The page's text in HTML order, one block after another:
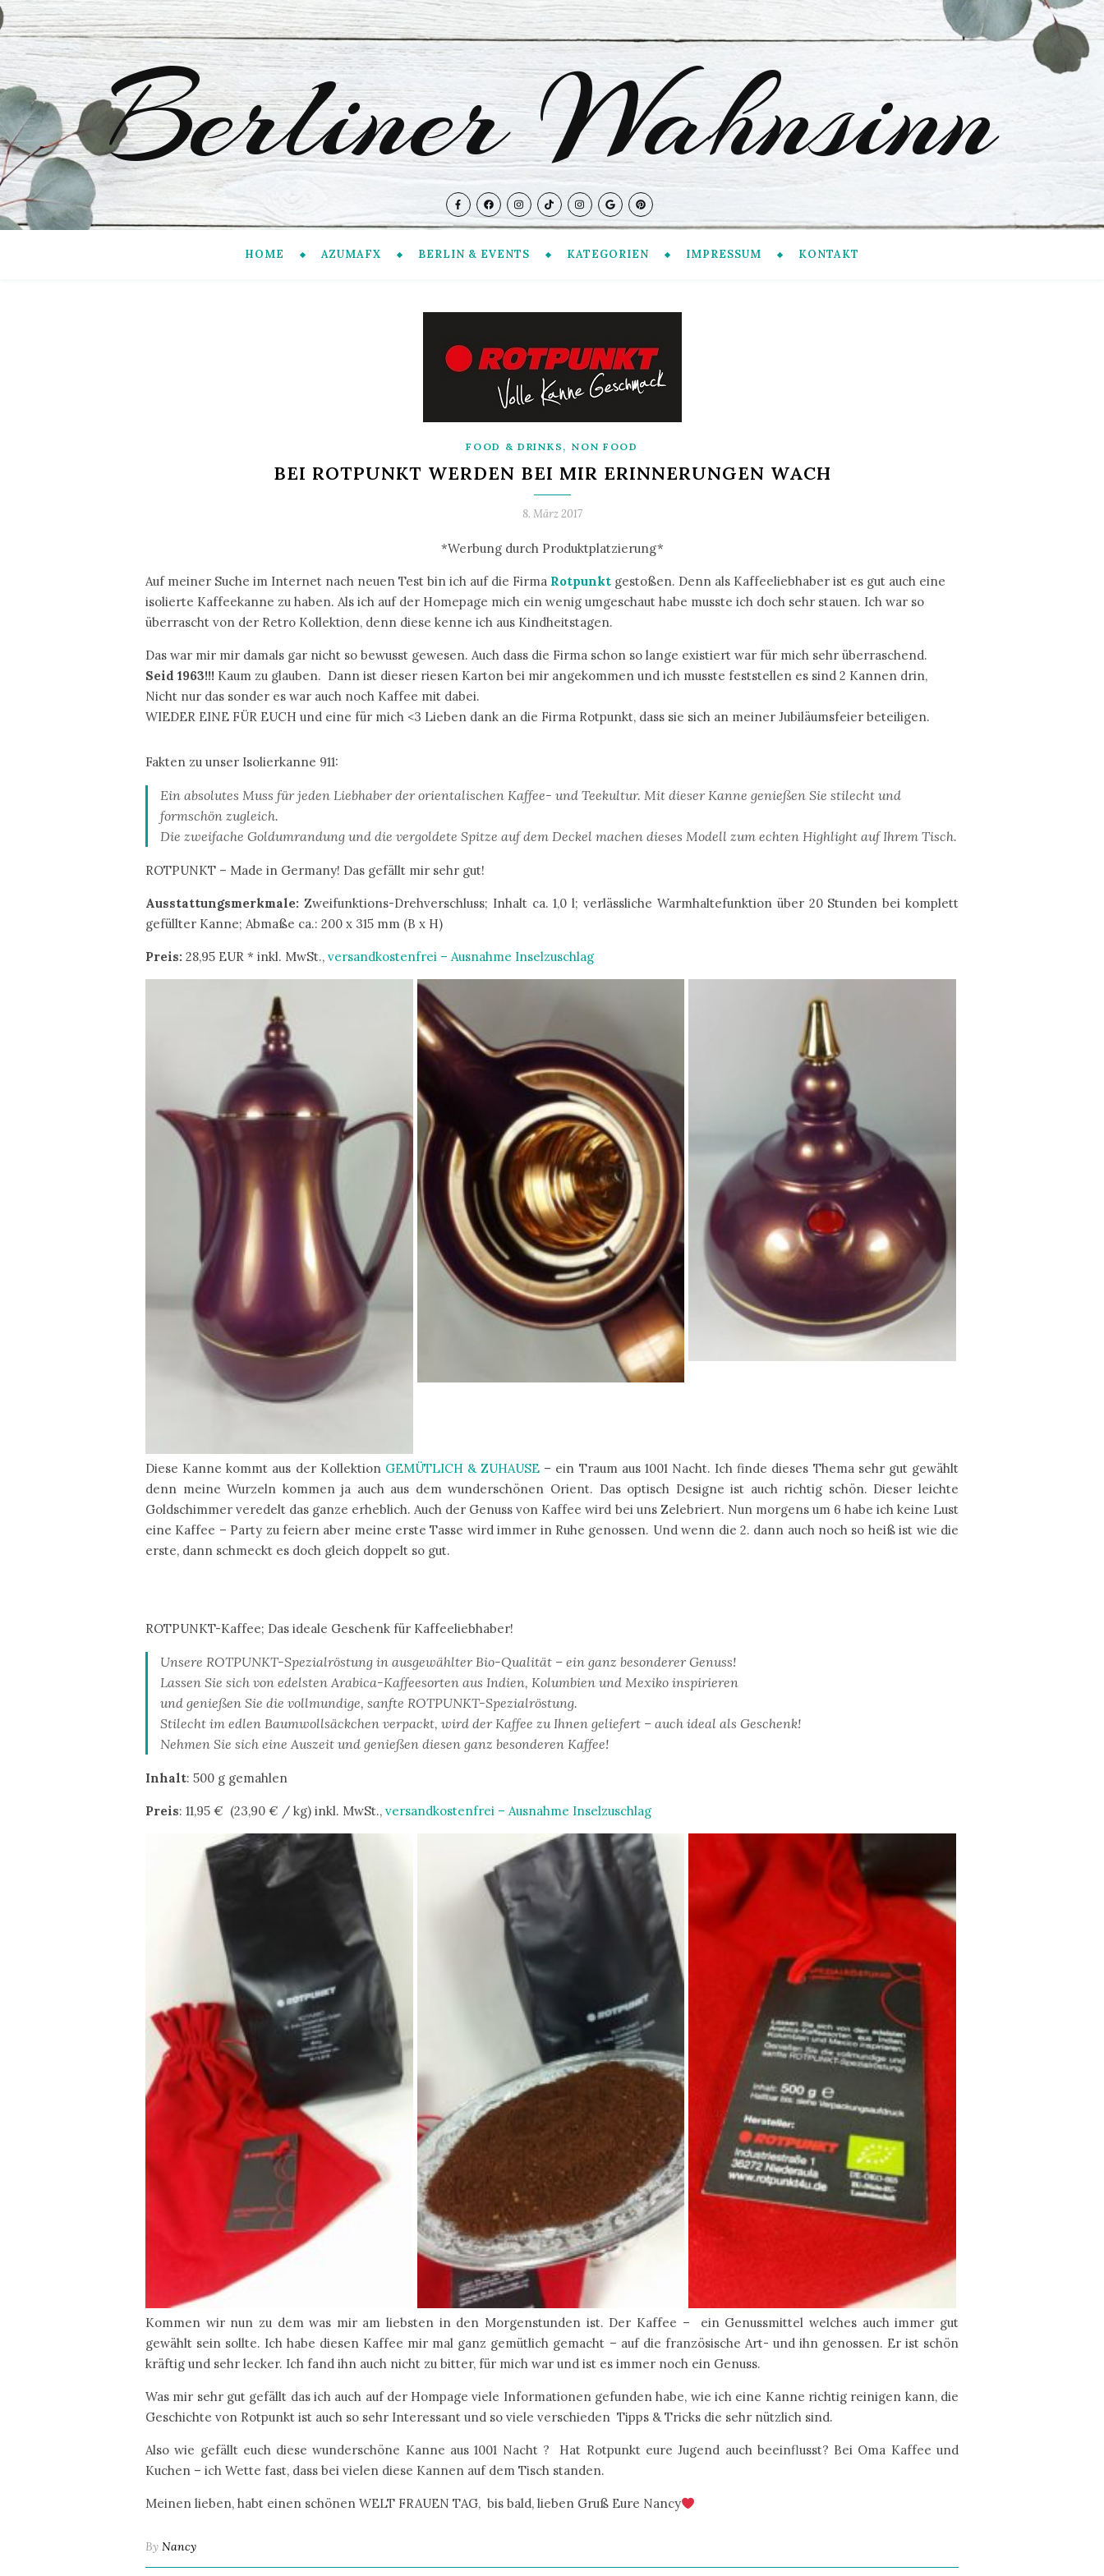
Berliner Wahnsinn
HOME AZUMAFX BERLIN & EVENTS KATEGORIEN IMPRESSUM KONTAKT
FOOD & DRINKS ,NON FOOD
BEI ROTPUNKT WERDEN BEI MIR ERINNERUNGEN WACH
8. März 2017
*Werbung durch Produktplatzierung*
Auf meiner Suche im Internet nach neuen Test bin ich auf die Firma Rotpunkt gestoßen. Denn als Kaffeeliebhaber ist es gut auch eine
isolierte Kaffeekanne zu haben. Als ich auf der Homepage mich ein wenig umgeschaut habe musste ich doch sehr stauen. Ich war so
überrascht von der Retro Kollektion, denn diese kenne ich aus Kindheitstagen.
Das war mir mir damals gar nicht so bewusst gewesen. Auch dass die Firma schon so lange existiert war für mich sehr überraschend.
Seid 1963!!! Kaum zu glauben. Dann ist dieser riesen Karton bei mir angekommen und ich musste feststellen es sind 2 Kannen drin,
Nicht nur das sonder es war auch noch Kaffee mit dabei.
WIEDER EINE FÜR EUCH und eine für mich <3 Lieben dank an die Firma Rotpunkt, dass sie sich an meiner Jubiläumsfeier beteiligen.
Fakten zu unser Isolierkanne 911:
Ein absolutes Muss für jeden Liebhaber der orientalischen Kaffee- und Teekultur. Mit dieser Kanne genießen Sie stilecht und
formschön zugleich.
Die zweifache Goldumrandung und die vergoldete Spitze auf dem Deckel machen dieses Modell zum echten Highlight auf Ihrem Tisch.
ROTPUNKT – Made in Germany! Das gefällt mir sehr gut!
Ausstattungsmerkmale: Zweifunktions-Drehverschluss; Inhalt ca. 1,0 l; verlässliche Warmhaltefunktion über 20 Stunden bei komplett
gefüllter Kanne; Abmaße ca.: 200 x 315 mm (B x H)
Preis: 28,95 EUR * inkl. MwSt., versandkostenfrei – Ausnahme Inselzuschlag
Diese Kanne kommt aus der Kollektion GEMÜTLICH & ZUHAUSE – ein Traum aus 1001 Nacht. Ich finde dieses Thema sehr gut gewählt
denn meine Wurzeln kommen ja auch aus dem wunderschönen Orient. Das optisch Designe ist auch richtig schön. Dieser leichte
Goldschimmer veredelt das ganze erheblich. Auch der Genuss von Kaffee wird bei uns Zelebriert. Nun morgens um 6 habe ich keine Lust
eine Kaffee – Party zu feiern aber meine erste Tasse wird immer in Ruhe genossen. Und wenn die 2. dann auch noch so heiß ist wie die
erste, dann schmeckt es doch gleich doppelt so gut.
ROTPUNKT-Kaffee; Das ideale Geschenk für Kaffeeliebhaber!
Unsere ROTPUNKT-Spezialröstung in ausgewählter Bio-Qualität – ein ganz besonderer Genuss!
Lassen Sie sich von edelsten Arabica-Kaffeesorten aus Indien, Kolumbien und Mexiko inspirieren
und genießen Sie die vollmundige, sanfte ROTPUNKT-Spezialröstung.
Stilecht im edlen Baumwollsäckchen verpackt, wird der Kaffee zu Ihnen geliefert – auch ideal als Geschenk!
Nehmen Sie sich eine Auszeit und genießen diesen ganz besonderen Kaffee!
Inhalt: 500 g gemahlen
Preis: 11,95 € (23,90 € / kg) inkl. MwSt., versandkostenfrei – Ausnahme Inselzuschlag
Kommen wir nun zu dem was mir am liebsten in den Morgenstunden ist. Der Kaffee – ein Genussmittel welches auch immer gut
gewählt sein sollte. Ich habe diesen Kaffee mir mal ganz gemütlich gemacht – auf die französische Art- und ihn genossen. Er ist schön
kräftig und sehr lecker. Ich fand ihn auch nicht zu bitter, für mich war und ist es immer noch ein Genuss.
Was mir sehr gut gefällt das ich auch auf der Hompage viele Informationen gefunden habe, wie ich eine Kanne richtig reinigen kann, die
Geschichte von Rotpunkt ist auch so sehr Interessant und so viele verschieden Tipps & Tricks die sehr nützlich sind.
Also wie gefällt euch diese wunderschöne Kanne aus 1001 Nacht ? Hat Rotpunkt eure Jugend auch beeinflusst? Bei Oma Kaffee und
Kuchen – ich Wette fast, dass bei vielen diese Kannen auf dem Tisch standen.
Meinen lieben, habt einen schönen WELT FRAUEN TAG, bis bald, lieben Gruß Eure Nancy
By Nancy